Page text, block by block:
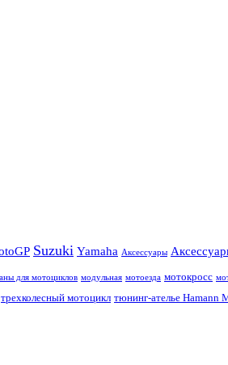
Suzuki Yamaha Аксессуары
для мотоциклов модульная мотоезда мотокросс
трехколесный мотоцикл тюнинг-ателье Hamann